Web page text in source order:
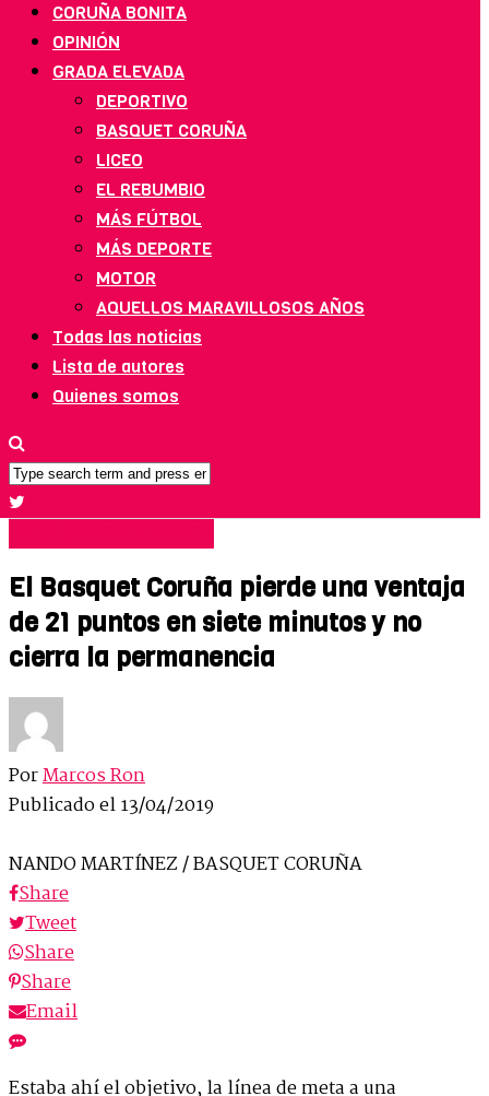
CORUÑA BONITA
OPINIÓN
GRADA ELEVADA
DEPORTIVO
BASQUET CORUÑA
LICEO
EL REBUMBIO
MÁS FÚTBOL
MÁS DEPORTE
MOTOR
AQUELLOS MARAVILLOSOS AÑOS
Todas las noticias
Lista de autores
Quienes somos
El Basquet Coruña pierde una ventaja
de 21 puntos en siete minutos y no
cierra la permanencia
PorMarcos Ron
Publicado el13/04/2019
NANDO MARTÍNEZ / BASQUET CORUÑA
Share
Tweet
Share
Share
Email
Estaba ahí el objetivo, la línea de meta a una